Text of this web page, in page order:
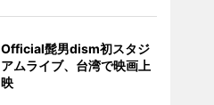
Official髭男dism初スタジ
アムライブ、台湾で映画上
映